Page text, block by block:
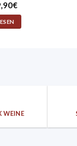
€Aktueller
Preis
9,90€.
WEINE